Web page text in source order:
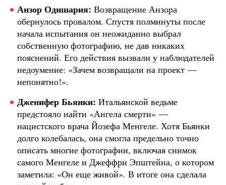
Анзор Одишария: Возвращение Анзора
обернулось провалом. Спустя полминуты после
начала испытания он неожиданно выбрал
собственную фотографию, не дав никаких
пояснений. Его действия вызвали у наблюдателей
недоумение: «Зачем возвращали на проект —
непонятно!».
Дженифер Бьянки: Итальянской ведьме
предстояло найти «Ангела смерти» —
нацистского врача Йозефа Менгеле. Хотя Бьянки
долго колебалась, она смогла предельно точно
описать многие фотографии, включая снимок
самого Менгеле и Джеффри Эпштейна, о котором
заметила: «Он еще живой». В итоге она сделала